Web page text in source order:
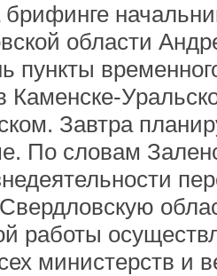
брифинге
области
пункты
Каменске-
Завтра
По словам
работы
министерств и